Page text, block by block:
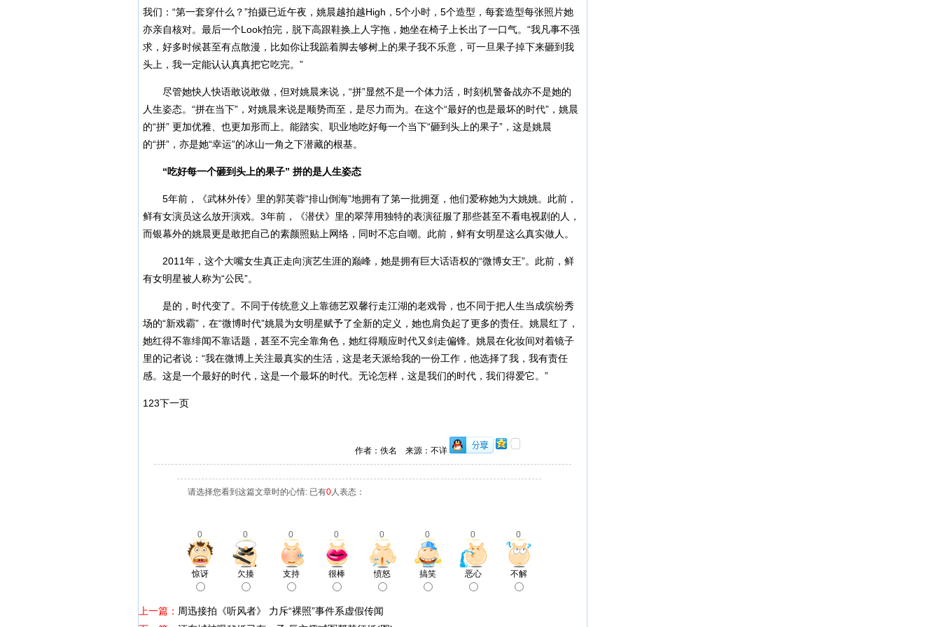
我们：“第一套穿什么？”拍摄已近午夜，姚晨越拍越High，5个小时，5个造型，每套造型每张照片她
亦亲自核对。最后一个Look拍完，脱下高跟鞋换上人字拖，她坐在椅子上长出了一口气。“我凡事不强
求，好多时候甚至有点散漫，比如你让我踮着脚去够树上的果子我不乐意，可一旦果子掉下来砸到我
头上，我一定能认认真真把它吃完。”
尽管她快人快语敢说敢做，但对姚晨来说，“拼”显然不是一个体力活，时刻机警备战亦不是她的
人生姿态。“拼在当下”，对姚晨来说是顺势而至，是尽力而为。在这个“最好的也是最坏的时代”，姚晨
的“拼” 更加优雅、也更加形而上。能踏实、职业地吃好每一个当下“砸到头上的果子”，这是姚晨
的“拼”，亦是她“幸运”的冰山一角之下潜藏的根基。
“吃好每一个砸到头上的果子” 拼的是人生姿态
5年前，《武林外传》里的郭芙蓉“排山倒海”地拥有了第一批拥趸，他们爱称她为大姚姚。此前，
鲜有女演员这么放开演戏。3年前，《潜伏》里的翠萍用独特的表演征服了那些甚至不看电视剧的人，
而银幕外的姚晨更是敢把自己的素颜照贴上网络，同时不忘自嘲。此前，鲜有女明星这么真实做人。
2011年，这个大嘴女生真正走向演艺生涯的巅峰，她是拥有巨大话语权的“微博女王”。此前，鲜
有女明星被人称为“公民”。
是的，时代变了。不同于传统意义上靠德艺双馨行走江湖的老戏骨，也不同于把人生当成缤纷秀
场的“新戏霸”，在“微博时代”姚晨为女明星赋予了全新的定义，她也肩负起了更多的责任。姚晨红了，
她红得不靠绯闻不靠话题，甚至不完全靠角色，她红得顺应时代又剑走偏锋。姚晨在化妆间对着镜子
里的记者说：“我在微博上关注最真实的生活，这是老天派给我的一份工作，他选择了我，我有责任
感。这是一个最好的时代，这是一个最坏的时代。无论怎样，这是我们的时代，我们得爱它。”
1 23下一页
作者：佚名 来源：不详
请选择您看到这篇文章时的心情: 已有0人表态：
0 0 0 0 0 0 0 0
惊讶 欠揍 支持 很棒 愤怒 搞笑 恶心 不解
上一篇： 周迅接拍《听风者》 力斥“裸照”事件系虚假传闻